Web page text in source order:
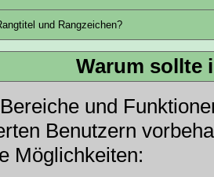
und Rangzeichen?
Warum sollte
und
Benutzern
Möglichkeiten: